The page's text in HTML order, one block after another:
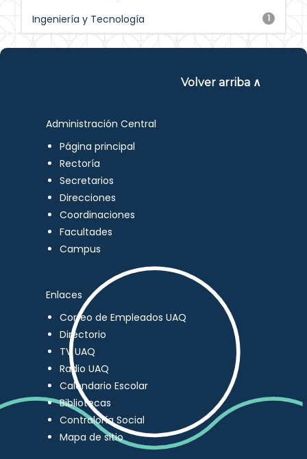
1
Ingeniería y Tecnología
Volver arriba ∧
Administración Central
Página principal
Rectoría
Secretarios
Direcciones
Coordinaciones
Facultades
Campus
Enlaces
Correo de Empleados UAQ
Directorio
TV UAQ
Radio UAQ
Calendario Escolar
Bibliotecas
Contraloría Social
Mapa de sitio